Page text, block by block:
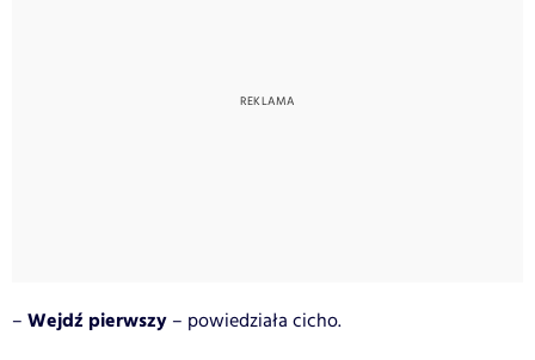
– Wejdź pierwszy – powiedziała cicho.